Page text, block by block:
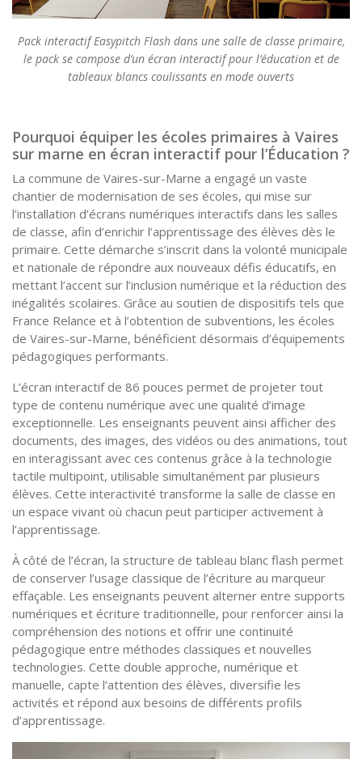
Pack interactif Easypitch Flash dans une salle de classe primaire,
le pack se compose d’un écran interactif pour l’éducation et de
tableaux blancs coulissants en mode ouverts
Pourquoi équiper les écoles primaires à Vaires
sur marne en écran interactif pour l’Éducation ?
La commune de Vaires-sur-Marne a engagé un vaste
chantier de modernisation de ses écoles, qui mise sur
l’installation d’écrans numériques interactifs dans les salles
de classe, afin d’enrichir l’apprentissage des élèves dès le
primaire. Cette démarche s’inscrit dans la volonté municipale
et nationale de répondre aux nouveaux défis éducatifs, en
mettant l’accent sur l’inclusion numérique et la réduction des
inégalités scolaires. Grâce au soutien de dispositifs tels que
France Relance et à l’obtention de subventions, les écoles
de Vaires-sur-Marne, bénéficient désormais d’équipements
pédagogiques performants.
L’écran interactif de 86 pouces permet de projeter tout
type de contenu numérique avec une qualité d’image
exceptionnelle. Les enseignants peuvent ainsi afficher des
documents, des images, des vidéos ou des animations, tout
en interagissant avec ces contenus grâce à la technologie
tactile multipoint, utilisable simultanément par plusieurs
élèves. Cette interactivité transforme la salle de classe en
un espace vivant où chacun peut participer activement à
l’apprentissage.
À côté de l’écran, la structure de tableau blanc flash permet
de conserver l’usage classique de l’écriture au marqueur
effaçable. Les enseignants peuvent alterner entre supports
numériques et écriture traditionnelle, pour renforcer ainsi la
compréhension des notions et offrir une continuité
pédagogique entre méthodes classiques et nouvelles
technologies. Cette double approche, numérique et
manuelle, capte l’attention des élèves, diversifie les
activités et répond aux besoins de différents profils
d’apprentissage.